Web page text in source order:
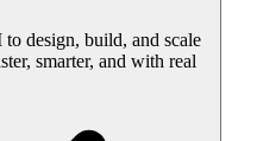
design, build, and scale
smarter, and with real